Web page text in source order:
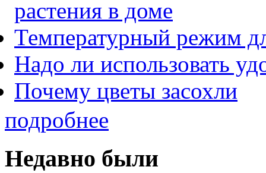
растения в доме
Температурный режим
Надо ли использовать
Почему цветы засохли
подробнее
Недавно были